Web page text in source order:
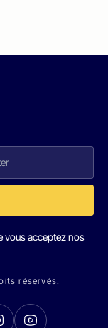
vous acceptez nos
réservés.